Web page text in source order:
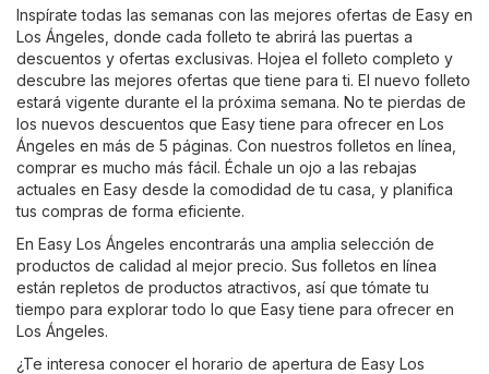
Inspírate todas las semanas con las mejores ofertas de Easy en
Los Ángeles, donde cada folleto te abrirá las puertas a
descuentos y ofertas exclusivas. Hojea el folleto completo y
descubre las mejores ofertas que tiene para ti. El nuevo folleto
estará vigente durante el la próxima semana. No te pierdas de
los nuevos descuentos que Easy tiene para ofrecer en Los
Ángeles en más de 5 páginas. Con nuestros folletos en línea,
comprar es mucho más fácil. Échale un ojo a las rebajas
actuales en Easy desde la comodidad de tu casa, y planifica
tus compras de forma eficiente.
En Easy Los Ángeles encontrarás una amplia selección de
productos de calidad al mejor precio. Sus folletos en línea
están repletos de productos atractivos, así que tómate tu
tiempo para explorar todo lo que Easy tiene para ofrecer en
Los Ángeles.
¿Te interesa conocer el horario de apertura de Easy Los